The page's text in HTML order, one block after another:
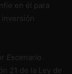
en él para
Escenario
21 de la Ley de